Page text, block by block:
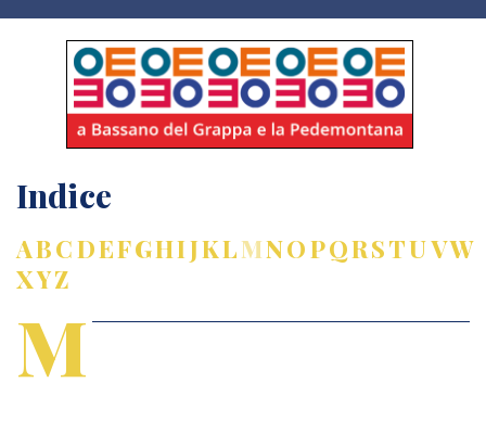
Indice
ABCDEFGHIJKLMNOPQRSTUVW
XYZ
M